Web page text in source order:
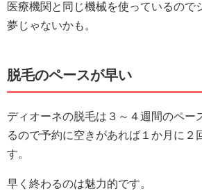
医療機関と同じ機械を使っているので
夢じゃないかも。
脱毛のペースが早い
ディオーネの脱毛は３～４週間のペー
るので予約に空きがあれば１か月に２
す。
早く終わるのは魅力的です。